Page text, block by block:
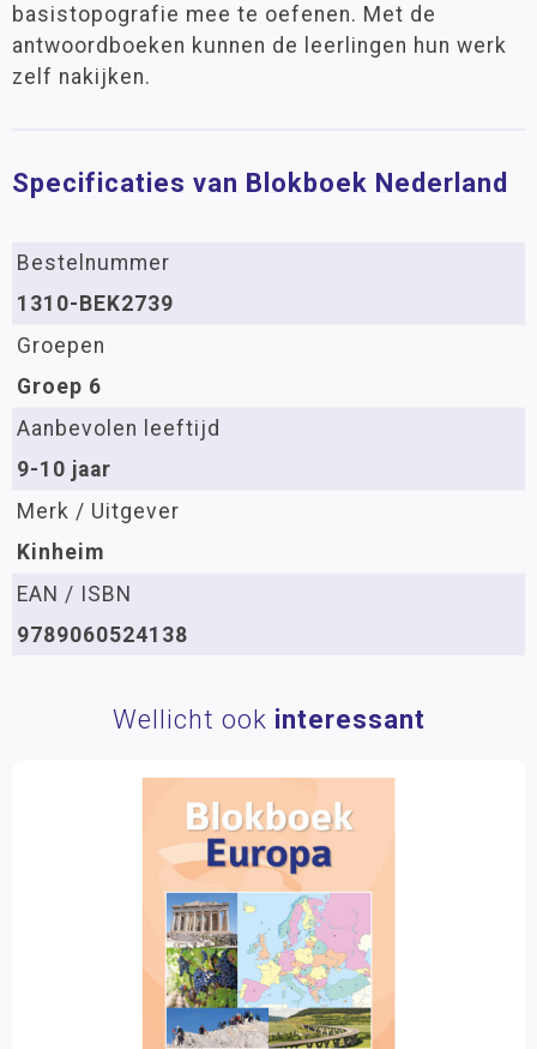
basistopografie mee te oefenen. Met de
antwoordboeken kunnen de leerlingen hun werk
zelf nakijken.
Specificaties van Blokboek Nederland
Bestelnummer
1310-BEK2739
Groepen
Groep 6
Aanbevolen leeftijd
9-10 jaar
Merk / Uitgever
Kinheim
EAN / ISBN
9789060524138
Wellicht ook interessant